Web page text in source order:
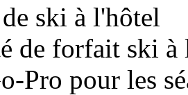
ski à l'hôtel
de forfait ski à
Pro pour les